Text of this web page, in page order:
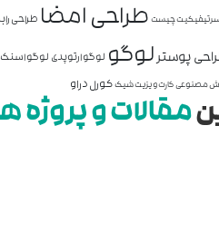
چیست طراحی امضا طراحی
پوسترلوگو لوگو ارتوپدی لوگو اسنک
مصنوعیکارت ویزیت شیککورل دراو
مقالات و پروژه